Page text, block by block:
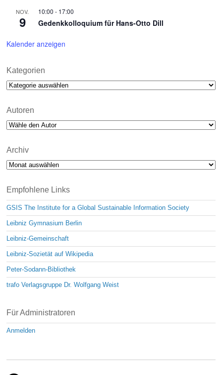
NOV.
9
10:00 - 17:00
Gedenkkolloquium für Hans-Otto Dill
Kalender anzeigen
Kategorien
Kategorien
Autoren
Archiv
Archiv
Empfohlene Links
GSIS The Institute for a Global Sustainable Information Society
Leibniz Gymnasium Berlin
Leibniz-Gemeinschaft
Leibniz-Sozietät auf Wikipedia
Peter-Sodann-Bibliothek
trafo Verlagsgruppe Dr. Wolfgang Weist
Für Administratoren
Anmelden